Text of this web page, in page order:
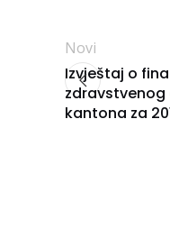
Novi
Izvještaj o
kantona za